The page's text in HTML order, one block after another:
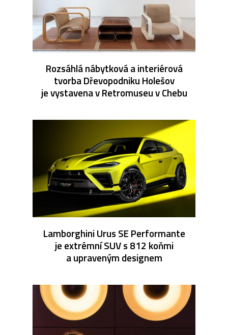
Rozsáhlá nábytková a interiérová
tvorba Dřevopodniku Holešov
je vystavena v Retromuseu v Chebu
Lamborghini Urus SE Performante
je extrémní SUV s 812 koňmi
a upraveným designem